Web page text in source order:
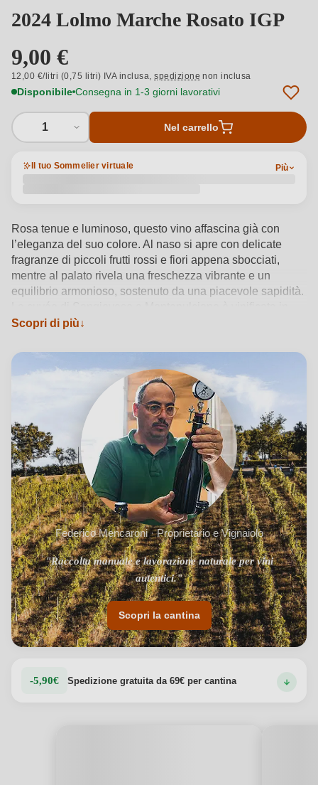
2024 Lolmo Marche Rosato IGP
9,00 €
12,00 €/litri (0,75 litri) IVA inclusa,spedizione non inclusa
Disponibile Consegna in 1-3 giorni lavorativi
1 Nel carrello
Il tuo Sommelier virtuale Più
Rosa tenue e luminoso, questo vino affascina già con
l’eleganza del suo colore. Al naso si apre con delicate
fragranze di piccoli frutti rossi e fiori appena sbocciati,
mentre al palato rivela una freschezza vibrante e un
equilibrio armonioso, sostenuto da una piacevole sapidità.
acciaio a basse temperature, dopo una pressatura soffice
vasca inox preserva purezza e identità. Nato tra le colline
delle Marche, questo vino rosato incarna la filosofia
artigianale della cantina Federico Mencaroni, attenta alla
naturalità e alla valorizzazione del territorio. Servito tra i 10
e i 12°C, accompagna con grazia piatti leggeri, dalla pasta
ai secondi di carne bianca, regalando ogni volta
un’esperienza autentica e raffinata.
Vedi dettagli del prodotto →
Scopri di più
Federico Mencaroni · Proprietario e Vignaiolo
"Raccolta manuale e lavorazione naturale per vini
autentici."
Scopri la cantina
-5,90€ Spedizione gratuita da 69€ per cantina